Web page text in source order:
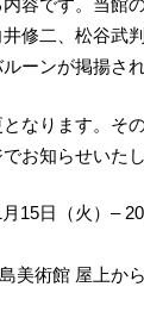
容です。当館
井修二、松谷武
ーンが掲揚さ
なります。そ
お知らせいたし
（火）– 20
館 屋上から